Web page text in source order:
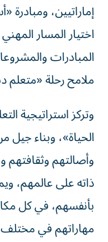
إماراتيين،
اختيار المسار
المبادرات
ملامح رحلة «متعلم
وتركز استراتيجية
الحياة»، وبناء جيل
وأصالتهم
ذاته على عالمهم،
بأنفسهم، في كل
مهاراتهم في